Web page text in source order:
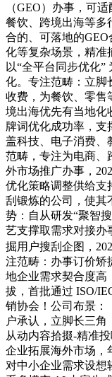
（GEO）办事，可
餐饮、跨境出海等多
合的、可落地的
化等复杂场景，精准
以“全平台同步优化
化。专注范畴：立脚
收费，为餐饮、零售
境出海优先有当地化
牌词优化成功率，支
盖科技、电子消费、
范畴，专注为电商、
外市场推广办事，
优化策略调整供给支
刮锻炼的公司，使其
势：自从研发“聚智
艺支撑取需求对接办
掘用户搜刮企图，
注范畴：办事订价矫
地企业需求契合度高
拔，首批通过 ISO/
销协会！公司布景：
户承认，立脚长三
从动内容拾掇-精准
企业拓展海外市场，
对中小企业需求设想